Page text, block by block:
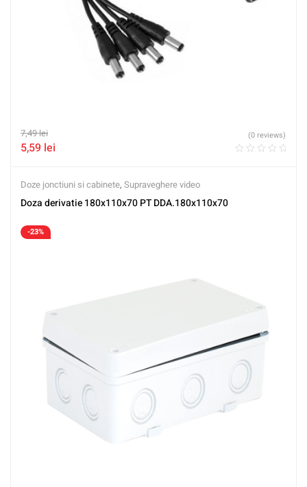
7,49lei
5,59 lei
(0 reviews)
Doze jonctiuni si cabinete, Supraveghere video
Doza derivatie 180x110x70 PT DDA.180x110x70
-23%